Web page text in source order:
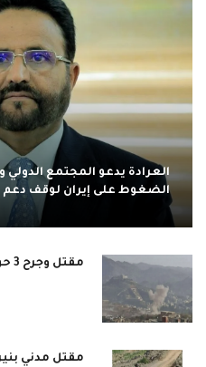
العرادة يدعو المجتمع
الضغوط على إيران لوقف دعم
مقتل وجرح 3 حوثيين في اشتباكات غرب تعز
مقتل مدني